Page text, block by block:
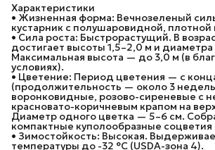
Характеристики
• Жизненная форма: Вечнозеленый
кустарник с полушаровидной, плотной
• Сила роста: Быстрорастущий. В
достигает высоты 1,5–2,0 м и
Максимальная высота — до 3,0 м (в
условиях).
• Цветение: Период цветения — с
(продолжительность — около 3
воронковидные, розово-сиреневые с
красновато-коричневым крапом на
Диаметр одного цветка — 5–6 см.
компактные куполообразные соцветия
• Зимостойкость: Высокая.
температуры до -32 °C (USDA-зона 4).